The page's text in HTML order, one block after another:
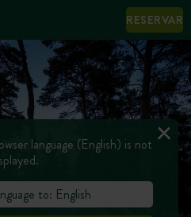
RESERVAR
language (English) is not
to: English